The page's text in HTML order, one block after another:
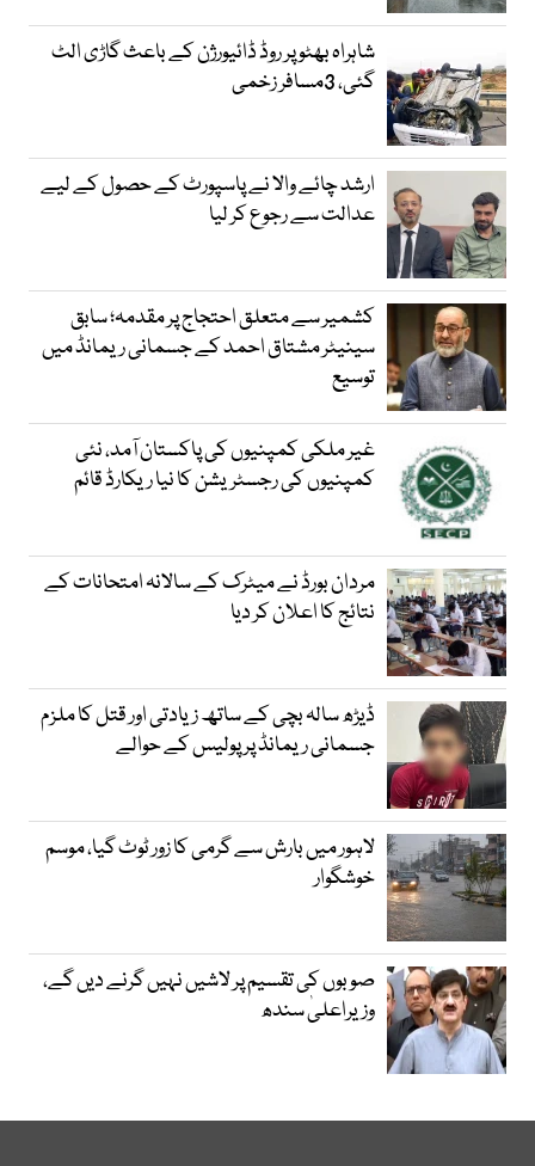
شاہراہ بھٹو پر روڈ ڈائیورژن کے باعث گاڑی الٹ
گئی، 3مسافر زخمی
ارشد چائے والا نے پاسپورٹ کے حصول کے لیے
عدالت سے رجوع کر لیا
کشمیر سے متعلق احتجاج پر مقدمہ؛ سابق
سینیٹر مشتاق احمد کے جسمانی ریمانڈ میں
توسیع
غیر ملکی کمپنیوں کی پاکستان آمد، نئی
کمپنیوں کی رجسٹریشن کا نیا ریکارڈ قائم
مردان بورڈ نے میٹرک کے سالانہ امتحانات کے
نتائج کا اعلان کر دیا
ڈیڑھ سالہ بچی کے ساتھ زیادتی اور قتل کا ملزم
جسمانی ریمانڈ پر پولیس کے حوالے
لاہور میں بارش سے گرمی کا زور ٹوٹ گیا، موسم
خوشگوار
صوبوں کی تقسیم پر لاشیں نہیں گرنے دیں گے،
وزیراعلیٰ سندھ